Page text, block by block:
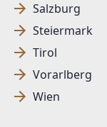
Salzburg
Steiermark
Tirol
Vorarlberg
Wien